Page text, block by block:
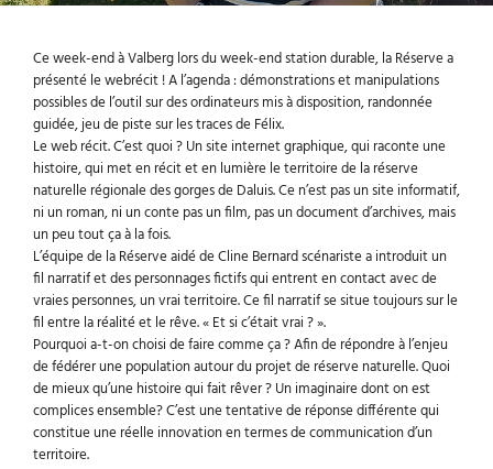
Ce week-end à Valberg lors du week-end station durable, la Réserve a
présenté le webrécit ! A l’agenda : démonstrations et manipulations
possibles de l’outil sur des ordinateurs mis à disposition, randonnée
guidée, jeu de piste sur les traces de Félix.
Le web récit. C’est quoi ? Un site internet graphique, qui raconte une
histoire, qui met en récit et en lumière le territoire de la réserve
naturelle régionale des gorges de Daluis. Ce n’est pas un site informatif,
ni un roman, ni un conte pas un film, pas un document d’archives, mais
un peu tout ça à la fois.
L’équipe de la Réserve aidé de Cline Bernard scénariste a introduit un
fil narratif et des personnages fictifs qui entrent en contact avec de
vraies personnes, un vrai territoire. Ce fil narratif se situe toujours sur le
fil entre la réalité et le rêve. « Et si c’était vrai ? ».
Pourquoi a-t-on choisi de faire comme ça ? Afin de répondre à l’enjeu
de fédérer une population autour du projet de réserve naturelle. Quoi
de mieux qu’une histoire qui fait rêver ? Un imaginaire dont on est
complices ensemble? C’est une tentative de réponse différente qui
constitue une réelle innovation en termes de communication d’un
territoire.